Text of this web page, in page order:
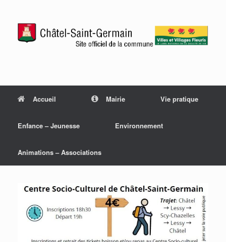
Accueil Mairie Vie pratique
Enfance – Jeunesse Environnement
Animations – Associations